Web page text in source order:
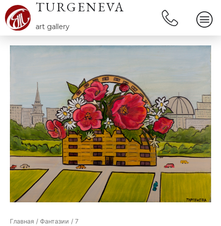
TURGENEVA
art gallery
Главная / Фантазии / 7